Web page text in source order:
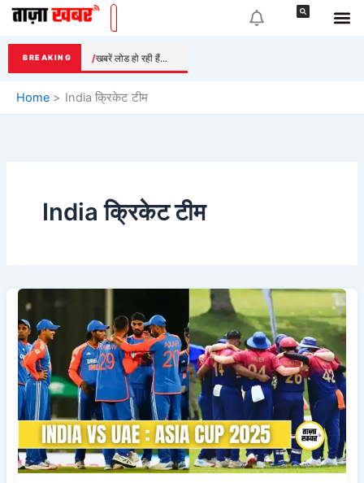
Skip
content
BREAKING खबरें लोड हो रही हैं...
Home India क्रिकेट टीम
India क्रिकेट टीम
vs
UAE
T20
Asia
Cup
2025:
लाइव
स्कोरकार्ड
और